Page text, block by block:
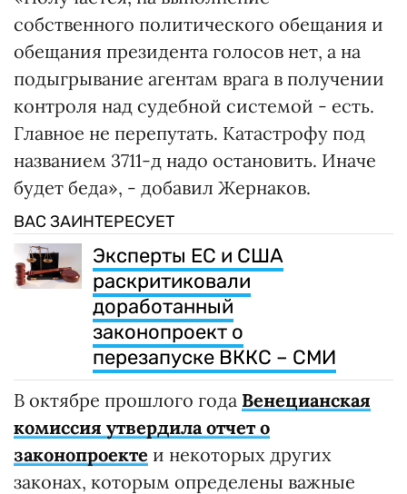
собственного политического обещания и
обещания президента голосов нет, а на
подыгрывание агентам врага в получении
контроля над судебной системой - есть.
Главное не перепутать. Катастрофу под
названием 3711-д надо остановить. Иначе
будет беда», - добавил Жернаков.
ВАС ЗАИНТЕРЕСУЕТ
Эксперты ЕС и США
раскритиковали
доработанный
законопроект о
перезапуске ВККС – СМИ
В октябре прошлого года Венецианская
комиссия утвердила отчет о
законопроекте и некоторых других
законах, которым определены важные